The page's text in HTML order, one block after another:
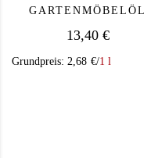
GARTENMÖBELÖL
13,40 €
Grundpreis: 2,68 €/1 l